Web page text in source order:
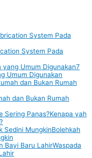
System Pada
7
Umum Digunakan
dan Bukan Rumah
Kenapa yah
Bolehkah
Waspada